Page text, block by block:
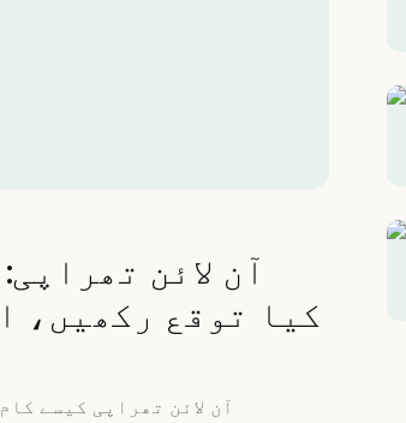
آن لائن
کیا توقع رکھیں،
آن لائن تھراپی کیسے